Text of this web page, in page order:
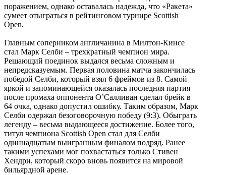
поражением, однако оставалась надежда, что «Ракета»
сумеет отыграться в рейтинговом турнире Scottish
Open.
Главным соперником англичанина в Милтон-Кинсе
стал Марк Селби – трехкратный чемпион мира.
Решающий поединок выдался весьма сложным и
непредсказуемым. Первая половина матча закончилась
победой Селби, который взял 6 фреймов из 8. Самой
яркой и запоминающейся оказалась последняя партия –
после промаха оппонента О’Салливан сделал брейк в
64 очка, однако допустил ошибку. Таким образом, Марк
Селби одержал безоговорочную победу (9:3). Обыграть
легенду – весьма выдающееся достижение. Более того,
титул чемпиона Scottish Open стал для Селби
одиннадцатым выигранным финалом подряд. Ранее
такими успехами мог похвастаться только Стивен
Хендри, который скоро вновь появится на мировой
бильярдной арене.